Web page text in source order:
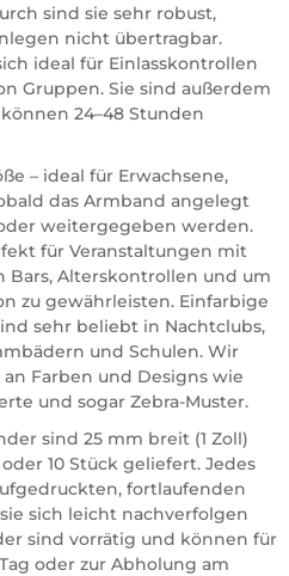
sind sie sehr robust,
nicht übertragbar.
ideal für Einlasskontrollen
Gruppen. Sie sind außerdem
24–48 Stunden
– ideal für Erwachsene,
das Armband angelegt
weitergegeben werden.
für Veranstaltungen mit
Bars, Alterskontrollen und um
zu gewährleisten. Einfarbige
sehr beliebt in Nachtclubs,
und Schulen. Wir
Farben und Designs wie
und sogar Zebra-Muster.
sind 25 mm breit (1 Zoll)
10 Stück geliefert. Jedes
fortlaufenden
sich leicht nachverfolgen
sind vorrätig und können für
oder zur Abholung am